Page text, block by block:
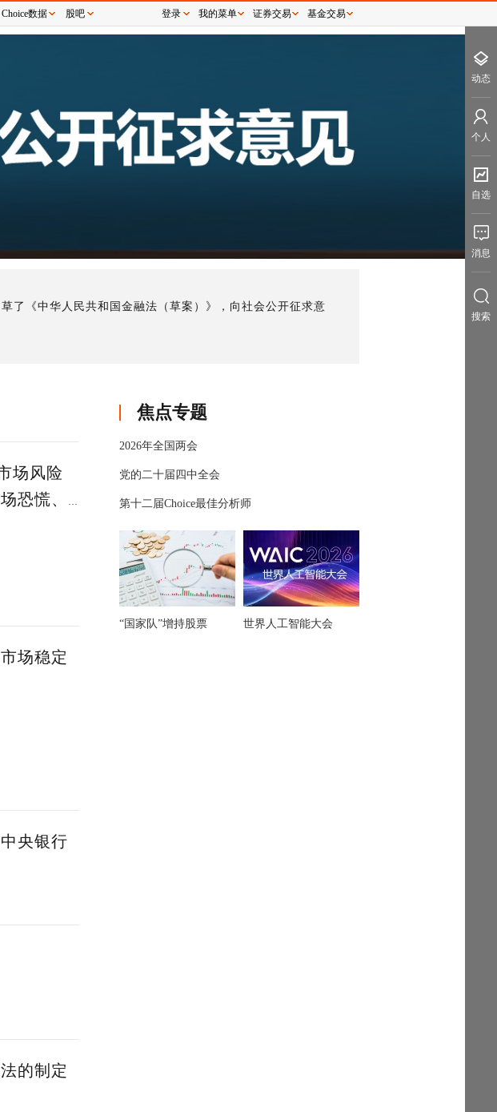
了《中华人民共和国金融法（草案）》，向社会公开征求意
场风险
恐慌、
场稳定
央银行
的制定
焦点专题
2026年全国两会
党的二十届四中全会
第十二届Choice最佳分析师
“国家队”增持股票 世界人工智能大会
Choice数据 股吧 登录 我的菜单 证券交易 基金交易
动态
个人
自选
消息
搜索